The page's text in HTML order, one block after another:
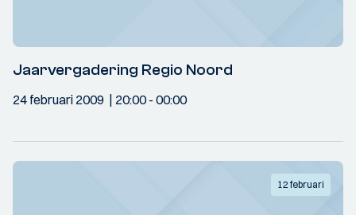
Jaarvergadering Regio Noord
24 februari 2009 20:00- 00:00
12 februari